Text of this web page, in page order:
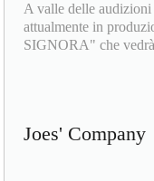
A valle delle audizioni
attualmente in
SIGNORA" che
Joes' Company